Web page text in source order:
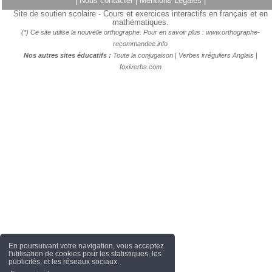
En poursuivant votre navigation, vous acceptez
l'utilisation de cookies pour les statistiques, les
publicités, et les réseaux sociaux.
Site de soutien scolaire - Cours et exercices interactifs en français et en
mathématiques.
(*) Ce site utilise la nouvelle orthographe. Pour en savoir plus : www.orthographe-
recommandee.info
Nos autres sites éducatifs : Toute la conjugaison| Verbes irréguliers Anglais
foxiverbs.com